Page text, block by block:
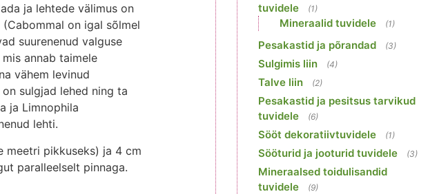
ja lehtede välimus on
on igal sõlmel
suurenenud valguse
annab taimele
vähem levinud
sulgjad lehed ning ta
ja Limnophila
lehti.
meetri pikkuseks) ja 4 cm
paralleelselt pinnaga.
tuvidele
(1)
Mineraalid tuvidele (1)
Pesakastid ja põrandad (3)
Sulgimis liin (4)
Talve liin (2)
Pesakastid ja pesitsus tarvikud
tuvidele
(6)
Sööt dekoratiivtuvidele (1)
Sööturid ja jooturid tuvidele (3)
Mineraalsed toidulisandid
tuvidele
(9)